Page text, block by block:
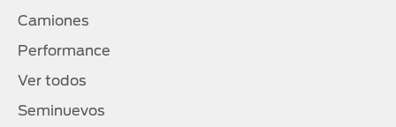
Camiones
Performance
Ver todos
Seminuevos